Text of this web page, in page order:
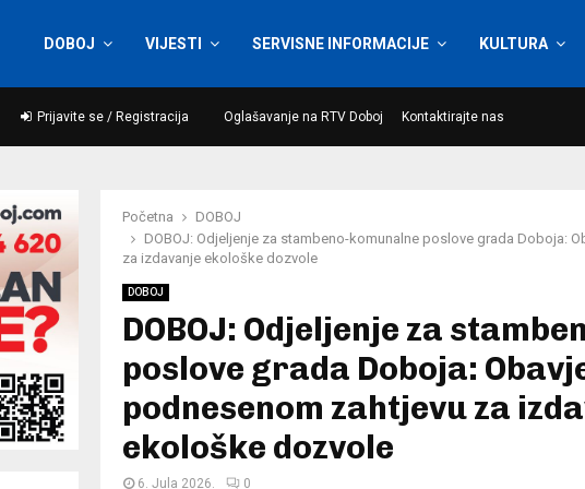
DOBOJ VIJESTI SERVISNE INFORMACIJE KULTURA
Prijavite se / Registracija Oglašavanje na RTV Doboj Kontaktirajte nas
Početna
DOBOJ
DOBOJ: Odjeljenje za stambeno-komunalne poslove grada Doboja:
za izdavanje ekološke dozvole
DOBOJ
DOBOJ: Odjeljenje za
poslove grada Doboja:
podnesenom zahtjevu za
ekološke dozvole
6. Jula 2026. 0